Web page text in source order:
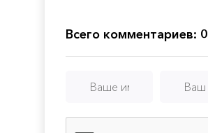
Всего комментариев: 0